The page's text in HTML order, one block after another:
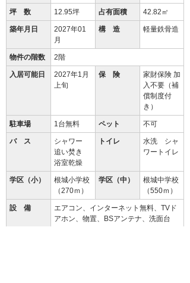
坪 数 12.95坪 占有面積 42.82㎡
築年月日
2027年01
月
構 造 軽量鉄骨造
物件の階数 2階
入居可能日
2027年1月
上旬
保 険
家財保険 加
入不要（補
償制度付
き）
駐車場 1台無料 ペット 不可
バ ス
シャワー
追い焚き
浴室乾燥
トイレ
水洗 シャ
ワートイレ
学区（小）
根城小学校
（270ｍ）
学区（中）
根城中学校
（550ｍ）
設 備
エアコン、インターネット無料、TVド
アホン、物置、BSアンテナ、洗面台